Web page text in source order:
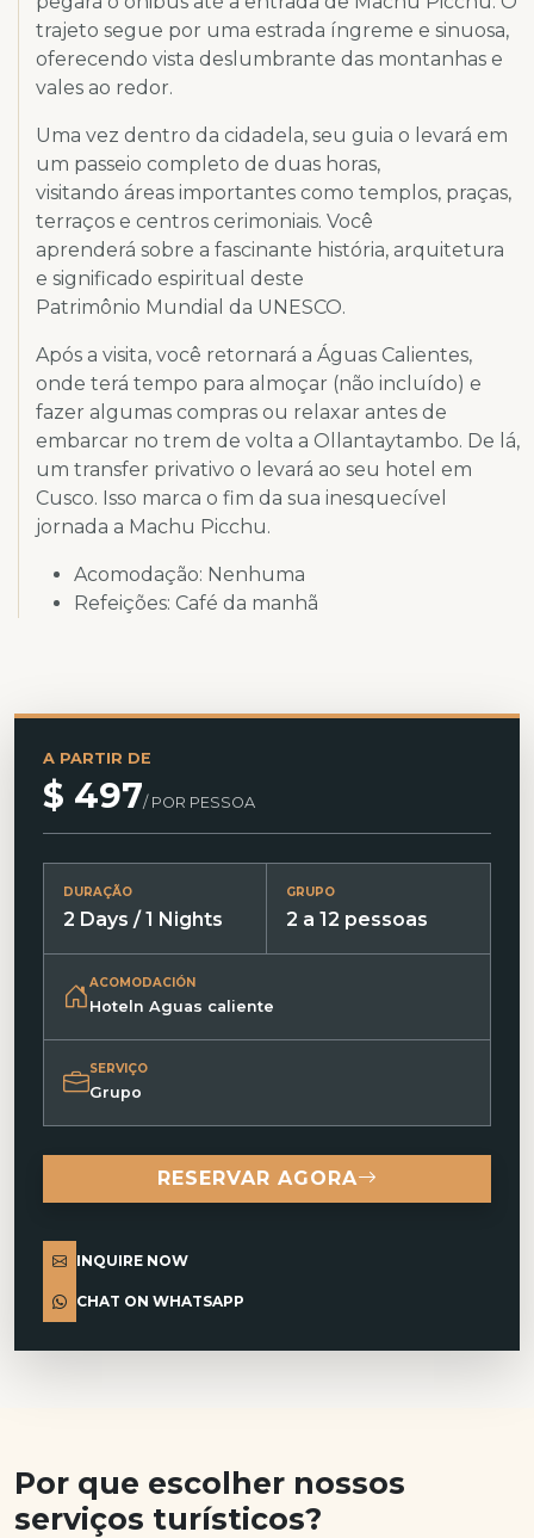
trajeto segue por uma estrada íngreme e sinuosa,
oferecendo vista deslumbrante das montanhas e
vales ao redor.
Uma vez dentro da cidadela, seu guia o levará em
um passeio completo de duas horas,
visitando áreas importantes como templos, praças,
terraços e centros cerimoniais. Você
aprenderá sobre a fascinante história, arquitetura
e significado espiritual deste
Patrimônio Mundial da UNESCO.
Após a visita, você retornará a Águas Calientes,
onde terá tempo para almoçar (não incluído) e
fazer algumas compras ou relaxar antes de
embarcar no trem de volta a Ollantaytambo. De lá,
um transfer privativo o levará ao seu hotel em
Cusco. Isso marca o fim da sua inesquecível
jornada a Machu Picchu.
Acomodação: Nenhuma
Refeições: Café da manhã
A PARTIR DE
$ 497/ POR PESSOA
DURAÇÃO
2 Days / 1 Nights
GRUPO
2 a 12 pessoas
ACOMODACIÓN
Hoteln Aguas caliente
SERVIÇO
Grupo
RESERVAR AGORA
INQUIRE NOW
CHAT ON WHATSAPP
Por que escolher nossos
serviços turísticos?